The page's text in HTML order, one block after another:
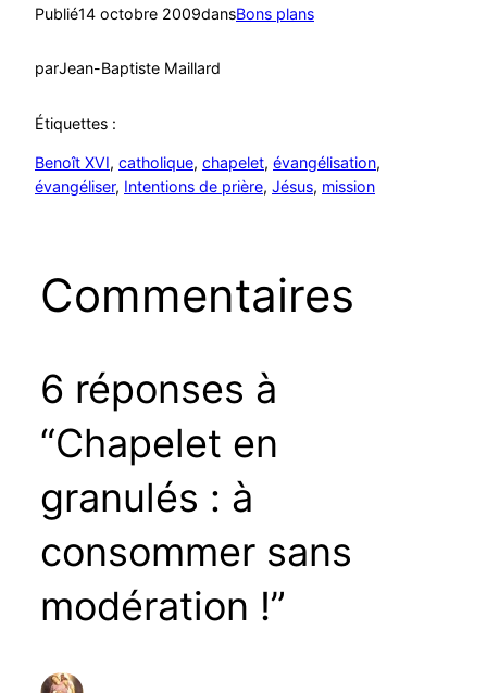
Publié14 octobre 2009dansBons plans
parJean-Baptiste Maillard
Étiquettes :
Benoît XVI, catholique, chapelet, évangélisation
évangéliser, Intentions de prière, Jésus, mission
Commentaires
6 réponses à
“Chapelet en
granulés : à
consommer sans
modération !”